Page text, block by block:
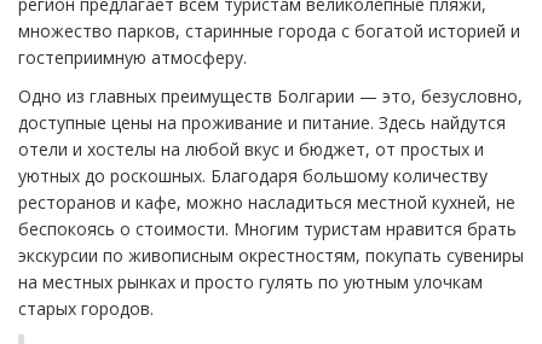
множество парков, старинные города с богатой историей и
гостеприимную атмосферу.
Одно из главных преимуществ Болгарии — это, безусловно,
доступные цены на проживание и питание. Здесь найдутся
отели и хостелы на любой вкус и бюджет, от простых и
уютных до роскошных. Благодаря большому количеству
ресторанов и кафе, можно насладиться местной кухней, не
беспокоясь о стоимости. Многим туристам нравится брать
экскурсии по живописным окрестностям, покупать сувениры
на местных рынках и просто гулять по уютным улочкам
старых городов.